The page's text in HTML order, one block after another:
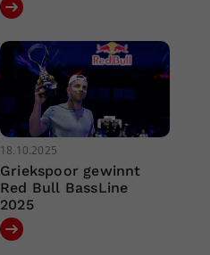
18.10.2025
Griekspoor gewinnt
Red Bull BassLine
2025